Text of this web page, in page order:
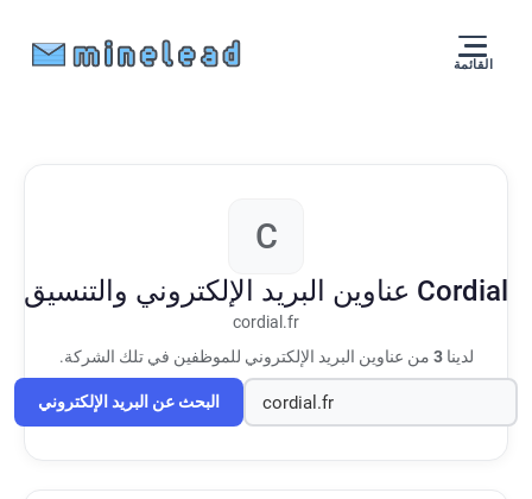
القائمة
C
Cordial عناوين البريد الإلكتروني والتنسيق
cordial.fr
لدينا3 من عناوين البريد الإلكتروني للموظفين في تلك الشركة.
البحث عن البريد الإلكتروني